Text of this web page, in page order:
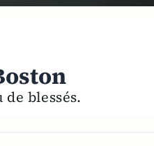
blessés.